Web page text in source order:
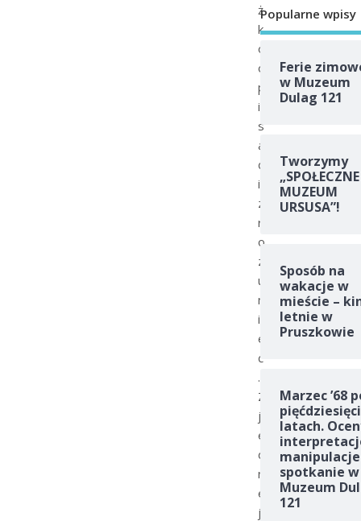
ż
k
o
o
p
i
s
a
ć
i
z
r
o
z
u
m
i
e
ć
.
Z
j
e
d
n
e
j
Popularne wpisy
Ferie
w Muzeum
Dulag 121
Tworzymy
„SPOŁECZNE
MUZEUM
URSUSA”!
Sposób na
wakacje w
mieście –
letnie w
Pruszkowie
Marzec ’68
latach.
spotkanie w
Muzeum
121